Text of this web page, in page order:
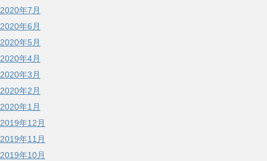
2020年7月
2020年6月
2020年5月
2020年4月
2020年3月
2020年2月
2020年1月
2019年12月
2019年11月
2019年10月